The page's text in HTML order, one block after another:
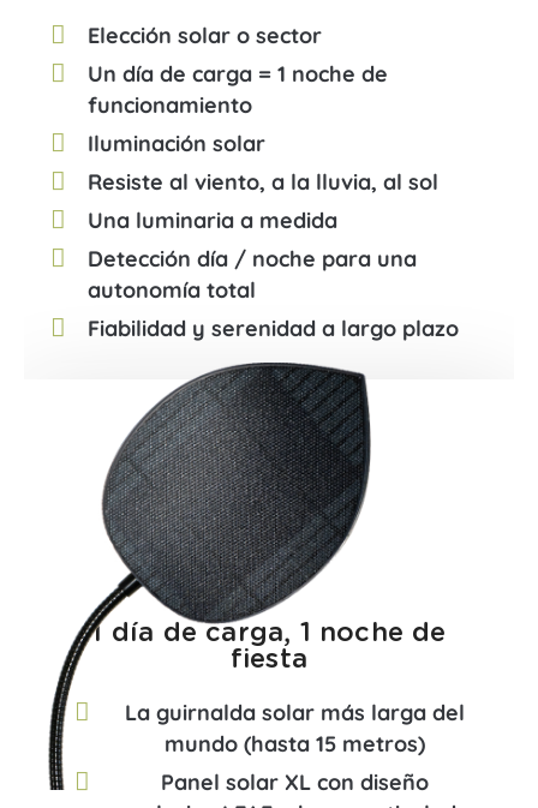
Elección solar o sector
Un día de carga = 1 noche de
funcionamiento
Iluminación solar
Resiste al viento, a la lluvia, al sol
Una luminaria a medida
Detección día / noche para una
autonomía total
Fiabilidad y serenidad a largo plazo
1 día de carga, 1 noche de
fiesta​
La guirnalda solar más larga del
mundo (hasta 15 metros)
Panel solar XL con diseño